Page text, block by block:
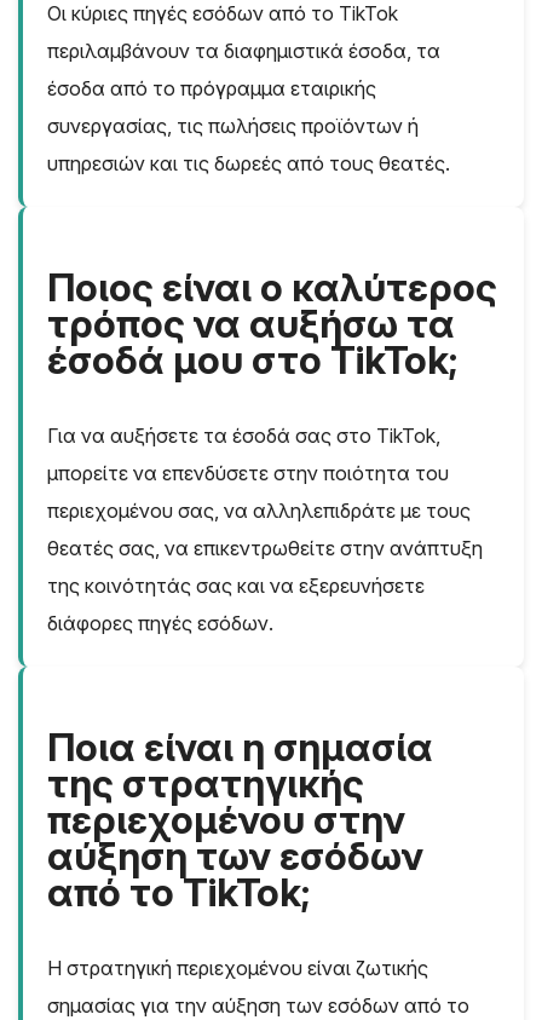
Οι κύριες πηγές εσόδων από το TikTok
περιλαμβάνουν τα διαφημιστικά έσοδα, τα
έσοδα από το πρόγραμμα εταιρικής
συνεργασίας, τις πωλήσεις προϊόντων ή
υπηρεσιών και τις δωρεές από τους θεατές.
Ποιος είναι ο καλύτερος
τρόπος να αυξήσω τα
έσοδά μου στο TikTok;
Για να αυξήσετε τα έσοδά σας στο TikTok,
μπορείτε να επενδύσετε στην ποιότητα του
περιεχομένου σας, να αλληλεπιδράτε με τους
θεατές σας, να επικεντρωθείτε στην ανάπτυξη
της κοινότητάς σας και να εξερευνήσετε
διάφορες πηγές εσόδων.
Ποια είναι η σημασία
της στρατηγικής
περιεχομένου στην
αύξηση των εσόδων
από το TikTok;
Η στρατηγική περιεχομένου είναι ζωτικής
σημασίας για την αύξηση των εσόδων από το